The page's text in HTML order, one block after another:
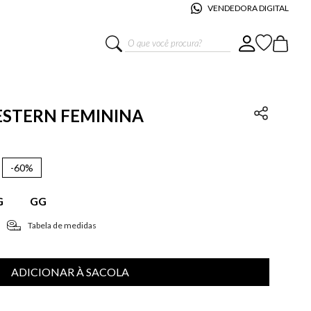
VENDEDORA DIGITAL
O que você procura?
FEMININA
-60%
GG
Tabela de medidas
ADICIONAR À SACOLA